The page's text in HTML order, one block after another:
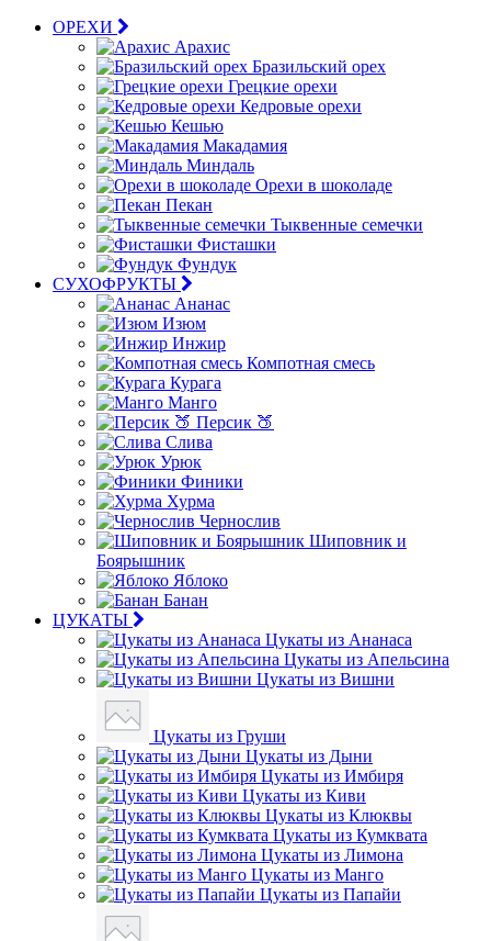
ОРЕХИ
Арахис
Бразильский орех
Грецкие орехи
Кедровые орехи
Кешью
Макадамия
Миндаль
Орехи в шоколаде
Пекан
Тыквенные семечки
Фисташки
Фундук
СУХОФРУКТЫ
Ананас
Изюм
Инжир
Компотная смесь
Курага
Манго
Персик 🍑
Слива
Урюк
Финики
Хурма
Чернослив
Шиповник и
Боярышник
Яблоко
Банан
ЦУКАТЫ
Цукаты из Ананаса
Цукаты из Апельсина
Цукаты из Вишни
Цукаты из Груши
Цукаты из Дыни
Цукаты из Имбиря
Цукаты из Киви
Цукаты из Клюквы
Цукаты из Кумквата
Цукаты из Лимона
Цукаты из Манго
Цукаты из Папайи